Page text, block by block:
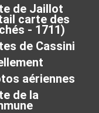
de Jaillot
carte des
- 1711)
de Cassini
aériennes
de la